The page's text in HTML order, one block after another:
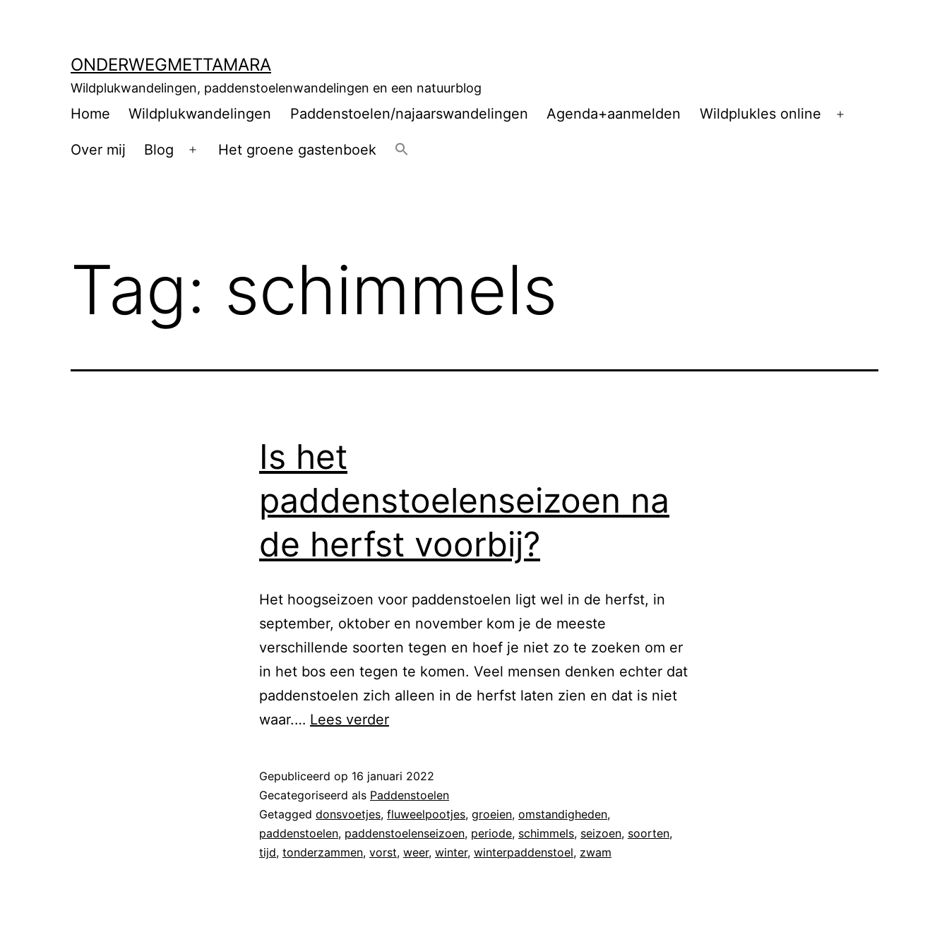
ONDERWEGMETTAMARA
Wildplukwandelingen, paddenstoelenwandelingen en een natuurblog
Home Wildplukwandelingen Paddenstoelen/najaarswandelingen Agenda+aanmelden Wildplukles online
Over mij Blog Het groene gastenboek
Tag: schimmels
Is het
paddenstoelenseizoen na
de herfst voorbij?
Het hoogseizoen voor paddenstoelen ligt wel in de herfst, in
september, oktober en november kom je de meeste
verschillende soorten tegen en hoef je niet zo te zoeken om er
in het bos een tegen te komen. Veel mensen denken echter dat
paddenstoelen zich alleen in de herfst laten zien en dat is niet
waar.… Lees verder
Gepubliceerd op 16 januari 2022
Gecategoriseerd als Paddenstoelen
Getagged donsvoetjes, fluweelpootjes, groeien, omstandigheden,
paddenstoelen, paddenstoelenseizoen, periode, schimmels, seizoen, soorten,
tijd, tonderzammen, vorst, weer, winter, winterpaddenstoel, zwam